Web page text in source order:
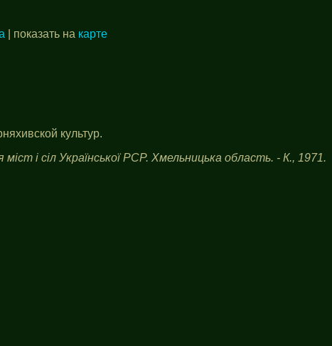
| показать на карте
культур.
міст і сіл Української РСР. Хмельницька область. - К., 1971.